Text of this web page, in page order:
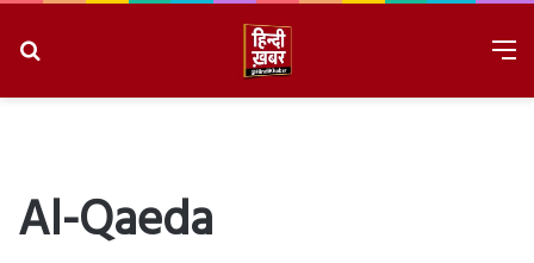
Al-Qaeda